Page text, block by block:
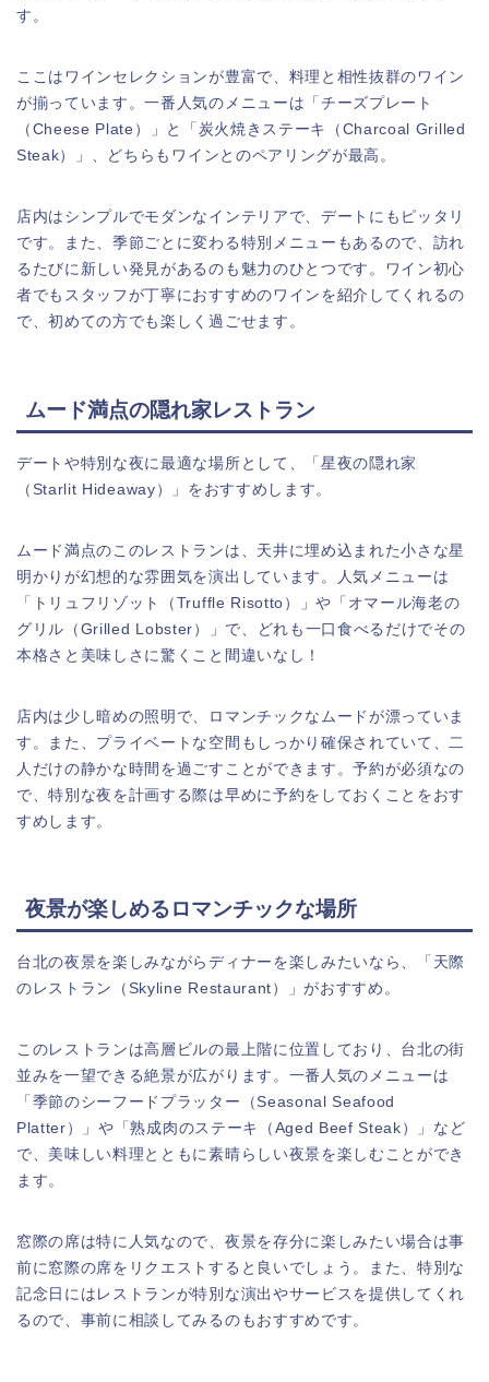
す。
ここはワインセレクションが豊富で、料理と相性抜群のワイン
が揃っています。一番人気のメニューは「チーズプレート
（Cheese Plate）」と「炭火焼きステーキ（Charcoal Grilled
Steak）」、どちらもワインとのペアリングが最高。
店内はシンプルでモダンなインテリアで、デートにもピッタリ
です。また、季節ごとに変わる特別メニューもあるので、訪れ
るたびに新しい発見があるのも魅力のひとつです。ワイン初心
者でもスタッフが丁寧におすすめのワインを紹介してくれるの
で、初めての方でも楽しく過ごせます。
ムード満点の隠れ家レストラン
デートや特別な夜に最適な場所として、「星夜の隠れ家
（Starlit Hideaway）」をおすすめします。
ムード満点のこのレストランは、天井に埋め込まれた小さな星
明かりが幻想的な雰囲気を演出しています。人気メニューは
「トリュフリゾット（Truffle Risotto）」や「オマール海老の
グリル（Grilled Lobster）」で、どれも一口食べるだけでその
本格さと美味しさに驚くこと間違いなし！
店内は少し暗めの照明で、ロマンチックなムードが漂っていま
す。また、プライベートな空間もしっかり確保されていて、二
人だけの静かな時間を過ごすことができます。予約が必須なの
で、特別な夜を計画する際は早めに予約をしておくことをおす
すめします。
夜景が楽しめるロマンチックな場所
台北の夜景を楽しみながらディナーを楽しみたいなら、「天際
のレストラン（Skyline Restaurant）」がおすすめ。
このレストランは高層ビルの最上階に位置しており、台北の街
並みを一望できる絶景が広がります。一番人気のメニューは
「季節のシーフードプラッター（Seasonal Seafood
Platter）」や「熟成肉のステーキ（Aged Beef Steak）」など
で、美味しい料理とともに素晴らしい夜景を楽しむことができ
ます。
窓際の席は特に人気なので、夜景を存分に楽しみたい場合は事
前に窓際の席をリクエストすると良いでしょう。また、特別な
記念日にはレストランが特別な演出やサービスを提供してくれ
るので、事前に相談してみるのもおすすめです。